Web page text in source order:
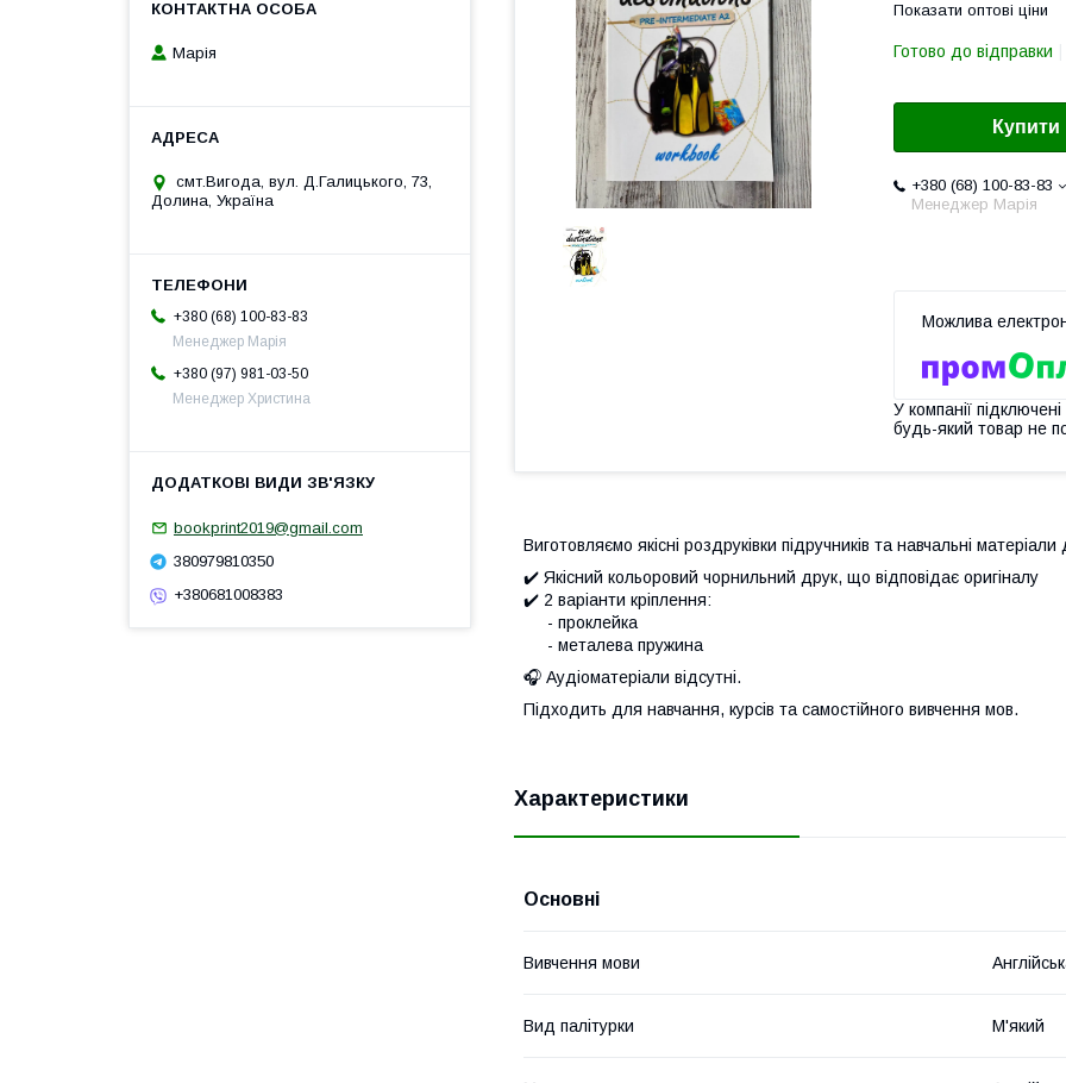
Показати оптові ціни
Готово до відправки
Купити
+380 (68) 100-83-83
Менеджер Марія
У компанії
будь-який товар не
Виготовляємо якісні роздруківки підручників та навчальні
✔️ Якісний кольоровий чорнильний друк, що відповідає оригіналу
✔️ 2 варіанти кріплення:
- проклейка
- металева пружина
🎧 Аудіоматеріали відсутні.
Підходить для навчання, курсів та самостійного вивчення мов.
Характеристики
Основні
Вивчення мови
Вид палітурки М'який
Марія
смт.Вигода, вул. Д.Галицького, 73,
Долина, Україна
+380 (68) 100-83-83
Менеджер Марія
+380 (97) 981-03-50
Менеджер Христина
bookprint2019@gmail.com
380979810350
+380681008383